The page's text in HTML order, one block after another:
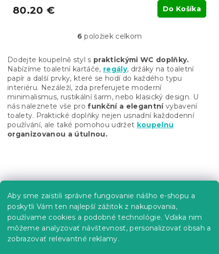
Aby sme zaistili správne fungovanie nášho e-shopu a
poskytli Vám ten najlepší zážitok z nakupovania,
používame cookies a podobné technológie. Vďaka nim
môžeme analyzovať návštevnosť, personalizovať obsah a
zobrazovať relevantné reklamy.
80.20 € Do Košíka
O
l
á
d
a
c
i
e
p
ý
i
s
u
6 položiek celkom
Dodejte koupelně styl s praktickými WC doplňky.
Nabízíme toaletní kartáče, regály, držáky na toaletní
papír a další prvky, které se hodí do každého typu
interiéru. Nezáleží, zda preferujete moderní
minimalismus, rustikální šarm, nebo klasický design. U
nás naleznete vše profunkční a elegantnívybavení
toalety. Praktické doplňky nejen usnadní každodenní
používání, ale také pomohou udržet koupelnu
organizovanou a útulnou.
á
Informácie pre vás
Predajne
Sledovanie objednávky
Možnosti doručenia